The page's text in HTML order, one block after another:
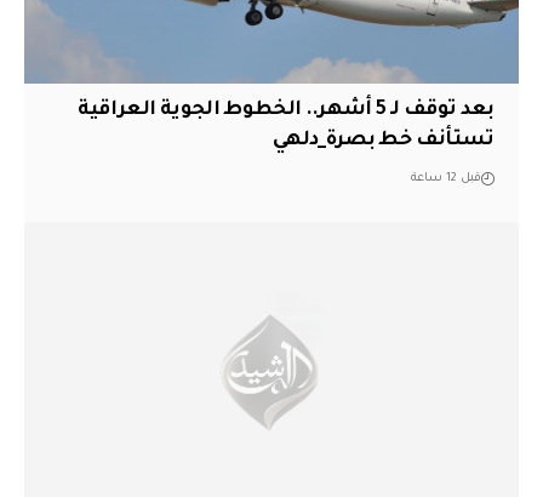
بعد توقف لـ 5 أشهر.. الخطوط الجوية العراقية
تستأنف خط بصرة_دلهي
قبل 12 ساعة